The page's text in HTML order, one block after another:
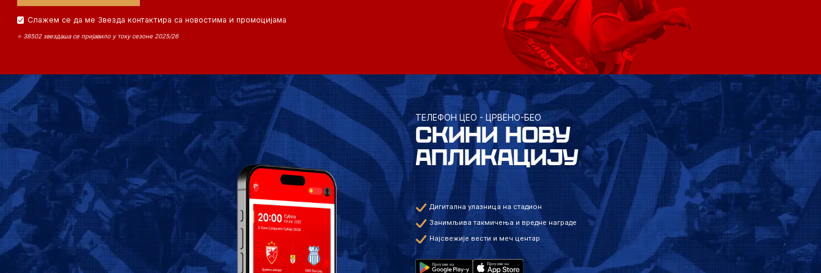
Слажем се да ме Звезда контактира са новостима и промоцијама
⭐ 38502 звездаша се пријавило у току сезоне 2025/26
ТЕЛЕФОН ЦЕО - ЦРВЕНО-БЕО
СКИНИ НОВУ
АПЛИКАЦИЈУ
Дигитална улазница на стадион
Занимљива такмичења и вредне награде
Најсвежије вести и меч центар